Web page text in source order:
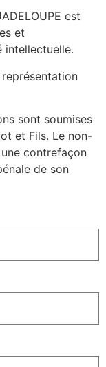
est
et
intellectuelle.
sont soumises
et Fils. Le non-
contrefaçon
de son